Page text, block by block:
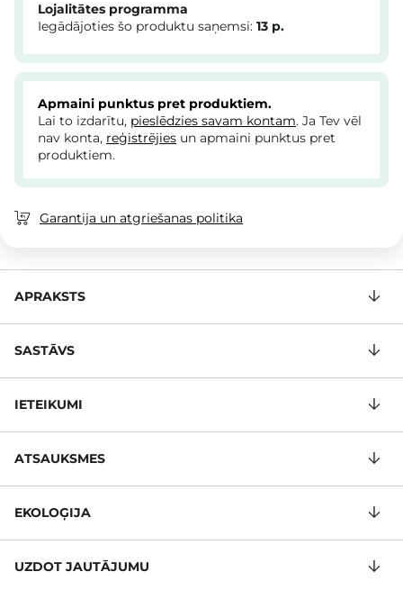
Lojalitātes programma
Iegādājoties šo produktu saņemsi: 13 p.
Apmaini punktus pret produktiem.
Lai to izdarītu, pieslēdzies savam kontam. Ja Tev vēl
nav konta, reģistrējies un apmaini punktus pret
produktiem.
Garantija un atgriešanas politika
APRAKSTS
SASTĀVS
IETEIKUMI
ATSAUKSMES
EKOLOĢIJA
UZDOT JAUTĀJUMU